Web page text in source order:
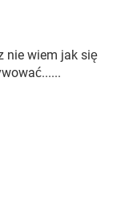
nie wiem jak się